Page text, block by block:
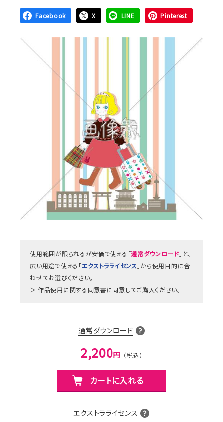
Facebook X LINE Pinterest
使用範囲が限られるが安価で使える「通常ダウンロード 」と、
広い用途で使える「エクストラライセンス 」から使用目的に合
わせてお選びください。
作品使用に関する同意書に同意してご購入ください。
通常ダウンロード
2,200円
カートに入れる
エクストラライセンス